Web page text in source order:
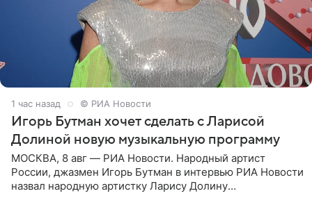
1 час назад © РИА Новости
Игорь Бутман хочет сделать с Ларисой
Долиной новую музыкальную программу
МОСКВА, 8 авг — РИА Новости. Народный артист
России, джазмен Игорь Бутман в интервью РИА Новости
назвал народную артистку Ларису Долину